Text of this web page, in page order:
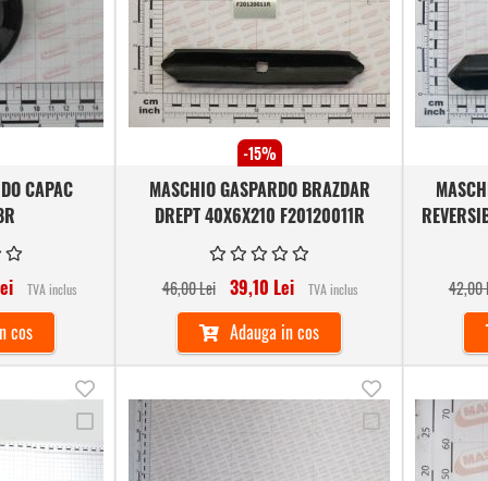
CAPAC
TVA inclus
cos
-15%
MASCHIO GASPARDO BRAZDAR
DREPT 40X6X210 F20120011R
46,00 Lei 39,10 Lei TVA inclus
Adauga in cos
42,00
Adauga
lista
Adauga
la
Adauga